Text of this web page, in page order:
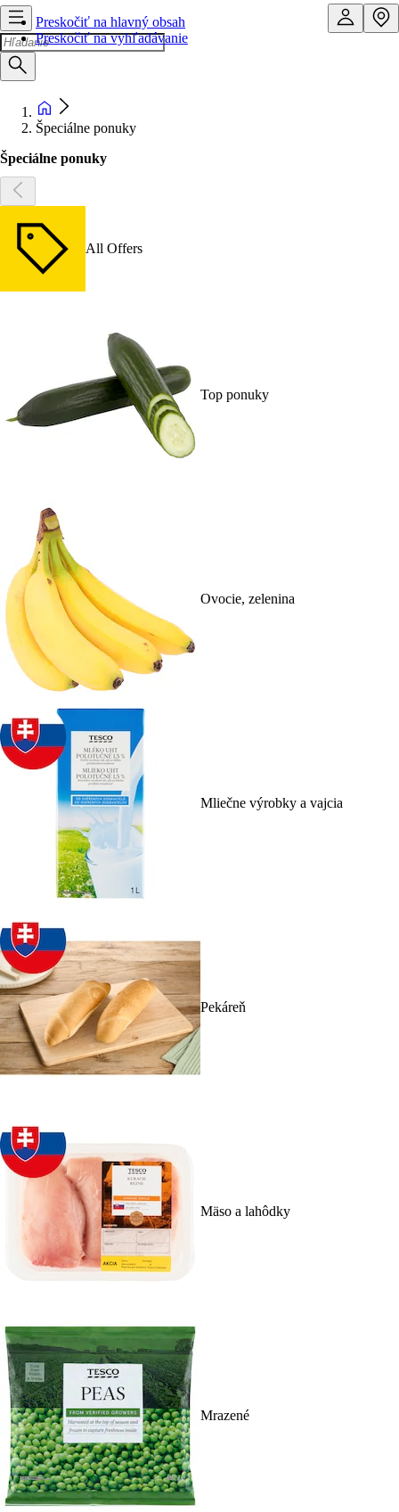
Preskočiť na hlavný obsah
Preskočiť na vyhľadávanie
Špeciálne ponuky
Špeciálne ponuky
All Offers
Top ponuky
Ovocie, zelenina
Mliečne výrobky a vajcia
Pekáreň
Mäso a lahôdky
Mrazené